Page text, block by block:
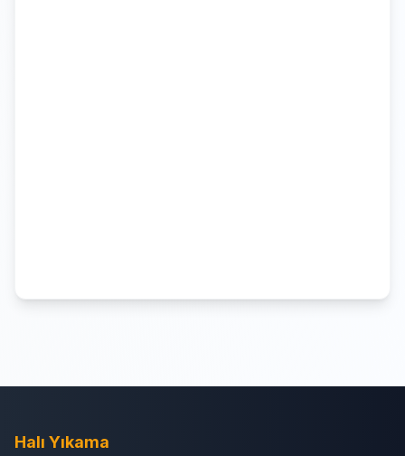
Halı Yıkama